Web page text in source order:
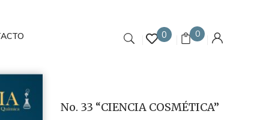
0 0
No. 33 “CIENCIA COSMÉTICA”